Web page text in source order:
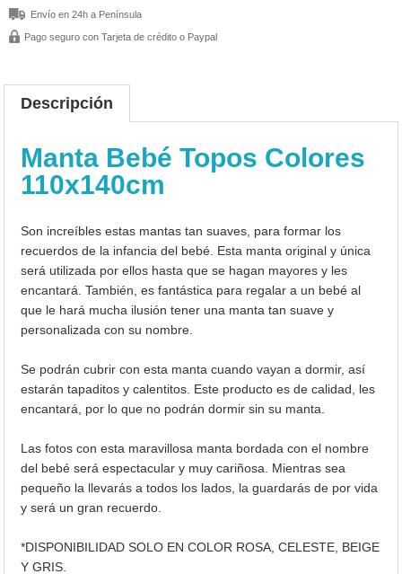
Envío en 24h a Península
Pago seguro con Tarjeta de crédito o Paypal
Descripción
Manta Bebé Topos Colores
110x140cm
Son increíbles estas mantas tan suaves, para formar los
recuerdos de la infancia del bebé. Esta manta original y única
será utilizada por ellos hasta que se hagan mayores y les
encantará. También, es fantástica para regalar a un bebé al
que le hará mucha ilusión tener una manta tan suave y
personalizada con su nombre.
Se podrán cubrir con esta manta cuando vayan a dormir, así
estarán tapaditos y calentitos. Este producto es de calidad, les
encantará, por lo que no podrán dormir sin su manta.
Las fotos con esta maravillosa manta bordada con el nombre
del bebé será espectacular y muy cariñosa. Mientras sea
pequeño la llevarás a todos los lados, la guardarás de por vida
y será un gran recuerdo.
*DISPONIBILIDAD SOLO EN COLOR ROSA, CELESTE, BEIGE
Y GRIS.